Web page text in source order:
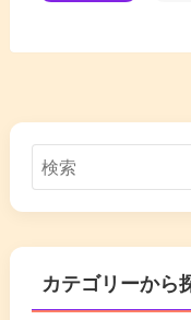
カテゴリーから